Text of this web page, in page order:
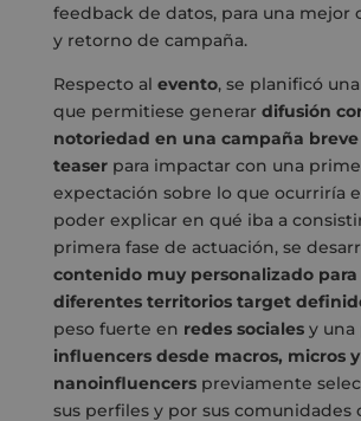
feedback de datos, para una mejor
y retorno de campaña.
Respecto al evento, se planificó
que permitiese generar difusión
notoriedad en una campaña
teaserpara impactar con una
expectación sobre lo que ocurriría
poder explicar en qué iba a
primera fase de actuación, se
contenido muy personalizado para
diferentes territorios target
peso fuerte en redes socialesy una
influencers desde macros, micros y
nanoinfluencerspreviamente
sus perfiles y por sus comunidades